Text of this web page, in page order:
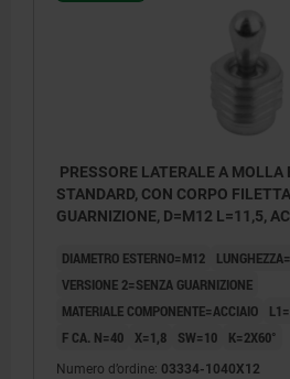
PRESSORE LATERALE A MOLLA
STANDARD, CON CORPO
GUARNIZIONE, D=M12 L=11,5,
DIAMETRO ESTERNO=M12
VERSIONE 2=SENZA GUARNIZIONE
MATERIALE COMPONENTE=ACCIAIO
F CA. N=40 X=1,8 SW=10 K=2X60°
Numero d’ordine: 03334-1040X12